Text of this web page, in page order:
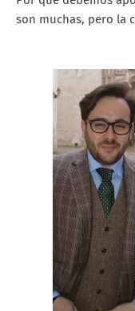
son muchas, pero la